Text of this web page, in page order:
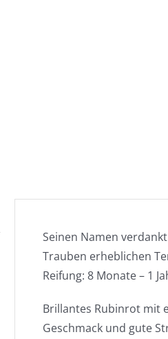
Seinen Namen
Trauben erheblichen
Reifung: 8 Monate – 1
Brillantes Rubinrot mit
Geschmack und gute